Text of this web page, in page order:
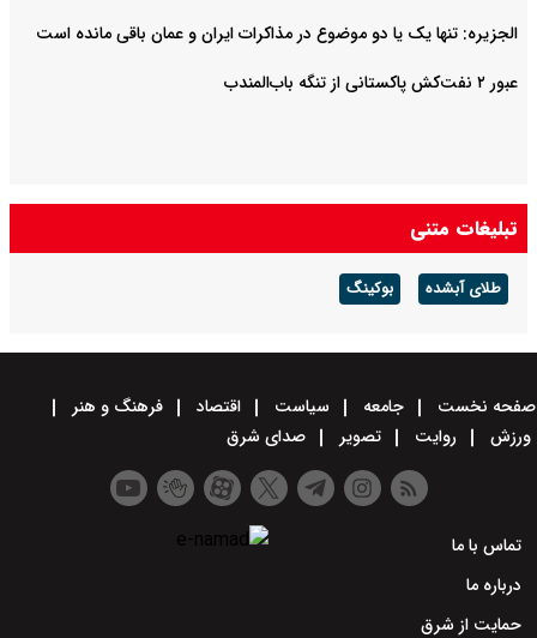
الجزیره: تنها یک یا دو موضوع در مذاکرات ایران و عمان باقی مانده است
عبور ۲ نفت‌کش پاکستانی از تنگه باب‌المندب
تبلیغات متنی
طلای آبشده بوکینگ
صفحه نخست جامعه سیاست اقتصاد
فرهنگ و هنر
ورزش
روایت تصویر صدای شرق
تماس با ما
درباره ما
حمایت از شرق